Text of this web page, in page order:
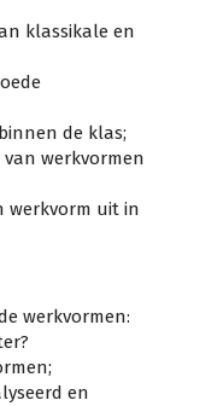
klassikale en
de klas;
werkvormen
werkvorm uit in
werkvormen:
en